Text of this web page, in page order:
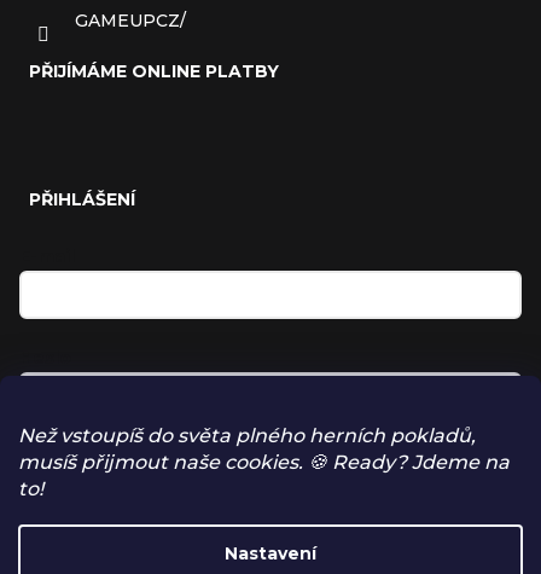
Než vstoupíš do světa plného herních pokladů,
musíš přijmout naše cookies. 🍪 Ready? Jdeme na
to!
Nastavení
GAMEUPCZ/
PŘIJÍMÁME ONLINE PLATBY
PŘIHLÁŠENÍ
Přihlásit se